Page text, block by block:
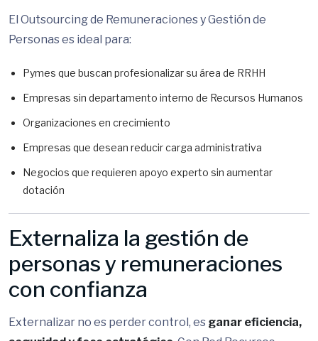
El Outsourcing de Remuneraciones y Gestión de
Personas es ideal para:
Pymes que buscan profesionalizar su área de RRHH
Empresas sin departamento interno de Recursos Humanos
Organizaciones en crecimiento
Empresas que desean reducir carga administrativa
Negocios que requieren apoyo experto sin aumentar
dotación
Externaliza la gestión de
personas y remuneraciones
con confianza
Externalizar no es perder control, es ganar eficiencia,